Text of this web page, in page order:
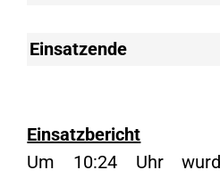
Einsatzende
Einsatzbericht
Um 10:24 Uhr